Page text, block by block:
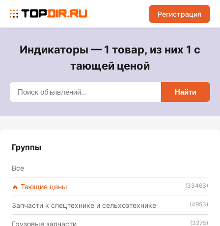
Регистрация
Индикаторы — 1 товар, из них 1 с
тающей ценой
Найти
Группы
Все
🔥 Тающие цены (33463)
Запчасти к спецтехнике и сельхозтехнике (4953)
Грузовые запчасти (3275)